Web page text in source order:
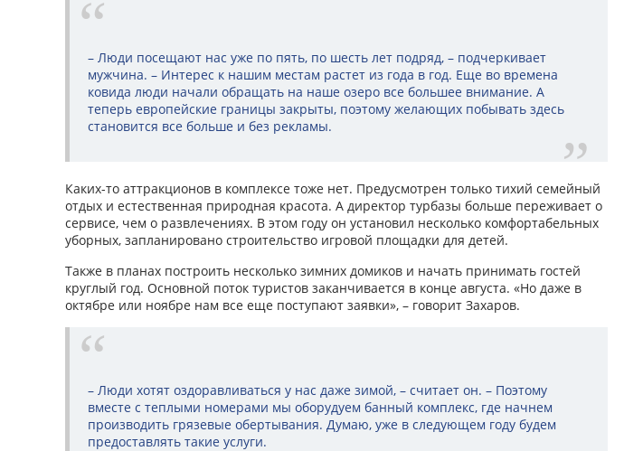
– Люди посещают нас уже по пять, по шесть лет подряд, – подчеркивает
мужчина. – Интерес к нашим местам растет из года в год. Еще во времена
ковида люди начали обращать на наше озеро все большее внимание. А
теперь европейские границы закрыты, поэтому желающих побывать здесь
становится все больше и без рекламы.
Каких-то аттракционов в комплексе тоже нет. Предусмотрен только тихий семейный
отдых и естественная природная красота. А директор турбазы больше переживает о
сервисе, чем о развлечениях. В этом году он установил несколько комфортабельных
уборных, запланировано строительство игровой площадки для детей.
Также в планах построить несколько зимних домиков и начать принимать гостей
круглый год. Основной поток туристов заканчивается в конце августа. «Но даже в
октябре или ноябре нам все еще поступают заявки», – говорит Захаров.
– Люди хотят оздоравливаться у нас даже зимой, – считает он. – Поэтому
вместе с теплыми номерами мы оборудуем банный комплекс, где начнем
производить грязевые обертывания. Думаю, уже в следующем году будем
предоставлять такие услуги.